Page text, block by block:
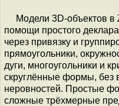
Модели 3D-объектов
помощи простого
через привязку и
прямоугольники,
дуги, многоугольники и
скруглённые формы, без
неровностей. Простые
сложные трёхмерные